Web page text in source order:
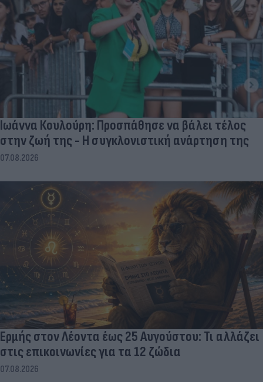
Ιωάννα Κουλούρη: Προσπάθησε να βάλει τέλος
στην ζωή της - Η συγκλονιστική ανάρτηση της
07.08.2026
Ερμής στον Λέοντα έως 25 Αυγούστου: Τι αλλάζει
στις επικοινωνίες για τα 12 ζώδια
07.08.2026